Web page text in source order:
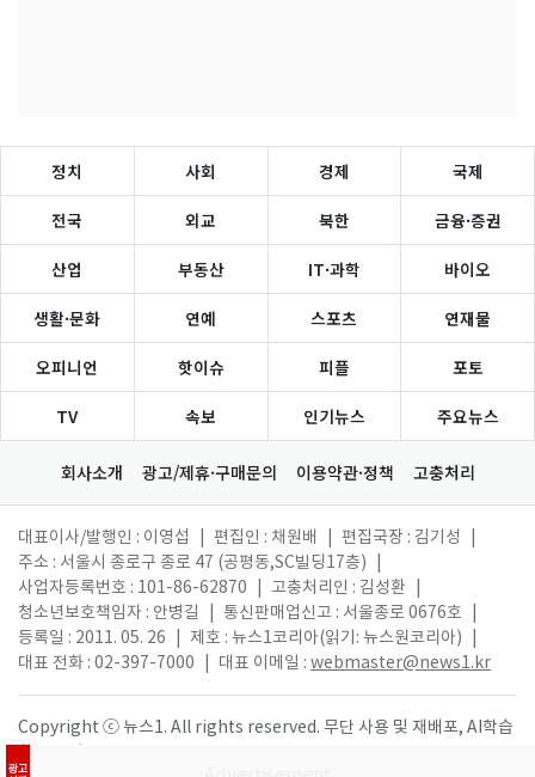
광고
정치 사회 경제 국제
전국 외교 북한 금융·증권
산업 부동산 IT·과학 바이오
생활·문화 연예 스포츠 연재물
오피니언 핫이슈 피플 포토
TV 속보 인기뉴스 주요뉴스
회사소개 광고/제휴·구매문의 이용약관·정책 고충처리
대표이사/발행인 : 이영섭 편집인 : 채원배 편집국장 : 김기성
주소 : 서울시 종로구 종로 47 (공평동,SC빌딩17층)
사업자등록번호 : 101-86-62870
고충처리인 : 김성환
청소년보호책임자 : 안병길
통신판매업신고 : 서울종로 0676호
등록일 : 2011. 05. 26
제호 : 뉴스1코리아(읽기: 뉴스원코리아)
대표 전화 : 02-397-7000
대표 이메일 : webmaster@news1.kr
Copyright ⓒ 뉴스1. All rights reserved. 무단 사용 및 재배포, AI학습
활용 금지.